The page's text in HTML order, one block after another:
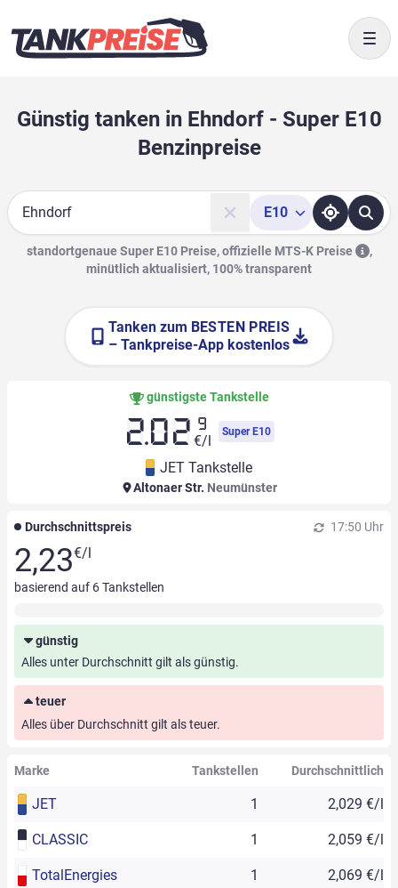
Günstig tanken in Ehndorf - Super E10
Benzinpreise
Suche
E10
standortgenaue Super E10 Preise, offizielle MTS-K Preise
,
minütlich aktualisiert, 100% transparent
Tanken zum BESTEN PREIS
– Tankpreise-App kostenlos
günstigste Tankstelle
2.02 9
€/l
Super E10
JET Tankstelle
Altonaer Str. Neumünster
Durchschnittspreis 17:50 Uhr
2,23€/l
basierend auf 6Tankstellen
günstig
Alles unter Durchschnitt gilt als günstig.
teuer
Alles über Durchschnitt gilt als teuer.
Marke Tankstellen Durchschnittlich
JET 1 2,029 €/l
CLASSIC 1 2,059 €/l
TotalEnergies 1 2,069 €/l